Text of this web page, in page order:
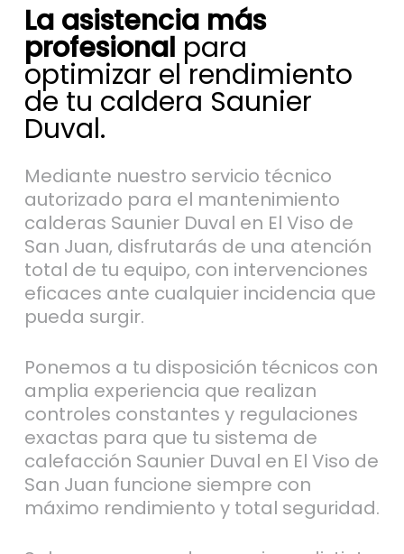
La asistencia más
profesional para
optimizar el rendimiento
de tu caldera Saunier
Duval.
Mediante nuestro servicio técnico
autorizado para el mantenimiento
calderas Saunier Duval en El Viso de
San Juan, disfrutarás de una atención
total de tu equipo, con intervenciones
eficaces ante cualquier incidencia que
pueda surgir.
Ponemos a tu disposición técnicos con
amplia experiencia que realizan
controles constantes y regulaciones
exactas para que tu sistema de
calefacción Saunier Duval en El Viso de
San Juan funcione siempre con
máximo rendimiento y total seguridad.